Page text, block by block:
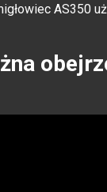
AS350